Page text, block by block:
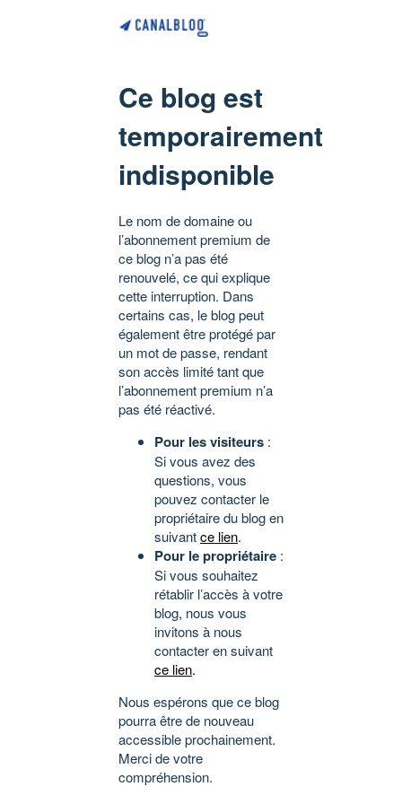
Ce blog est
temporairement
indisponible
Le nom de domaine ou
l’abonnement premium de
ce blog n’a pas été
renouvelé, ce qui explique
cette interruption. Dans
certains cas, le blog peut
également être protégé par
un mot de passe, rendant
son accès limité tant que
l’abonnement premium n’a
pas été réactivé.
Pour les visiteurs :
Si vous avez des
questions, vous
pouvez contacter le
propriétaire du blog en
suivantce lien.
Pour le propriétaire :
Si vous souhaitez
rétablir l’accès à votre
blog, nous vous
invitons à nous
contacter en suivant
ce lien.
Nous espérons que ce blog
pourra être de nouveau
accessible prochainement.
Merci de votre
compréhension.